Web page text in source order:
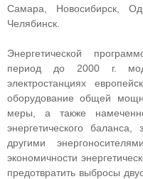
Самара, Новосибирск,
Челябинск.
Энергетической
период до 2000 г.
электростанциях
оборудование общей
меры, а также
энергетического баланса,
другими
экономичности
предотвратить выбросы